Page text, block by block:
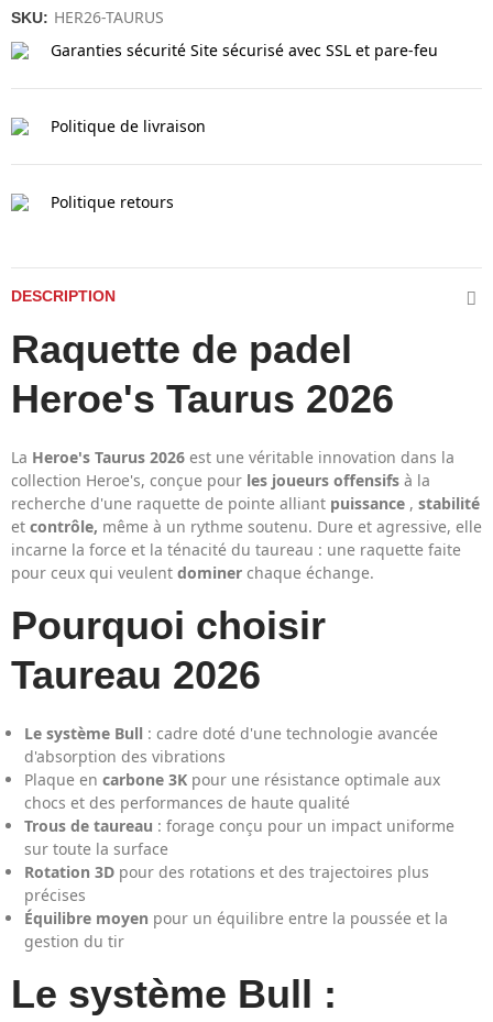
SKU: HER26-TAURUS
Garanties sécurité Site sécurisé avec SSL et pare-feu
Politique de livraison
Politique retours
DESCRIPTION
Raquette de padel
Heroe's Taurus 2026
La Heroe's Taurus 2026 est une véritable innovation dans la
collection Heroe's, conçue pour les joueurs offensifs à la
recherche d'une raquette de pointe alliant puissance , stabilité
et contrôle, même à un rythme soutenu. Dure et agressive, elle
incarne la force et la ténacité du taureau : une raquette faite
pour ceux qui veulent dominer chaque échange.
Pourquoi choisir
Taureau 2026
Le système Bull : cadre doté d'une technologie avancée
d'absorption des vibrations
Plaque en carbone 3K pour une résistance optimale aux
chocs et des performances de haute qualité
Trous de taureau : forage conçu pour un impact uniforme
sur toute la surface
Rotation 3D pour des rotations et des trajectoires plus
précises
Équilibre moyen pour un équilibre entre la poussée et la
gestion du tir
Le système Bull :